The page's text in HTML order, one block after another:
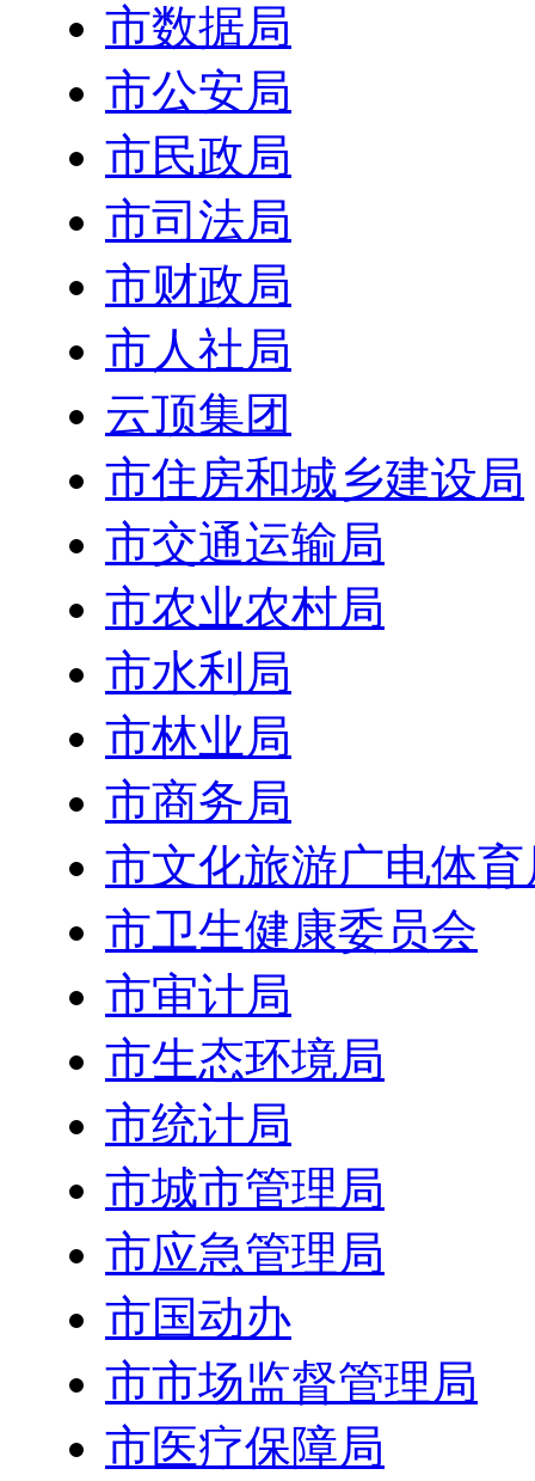
市数据局
市公安局
市民政局
市司法局
市财政局
市人社局
云顶集团
市住房和城乡建设局
市交通运输局
市农业农村局
市水利局
市林业局
市商务局
市文化旅游广电体育
市卫生健康委员会
市审计局
市生态环境局
市统计局
市城市管理局
市应急管理局
市国动办
市市场监督管理局
市医疗保障局